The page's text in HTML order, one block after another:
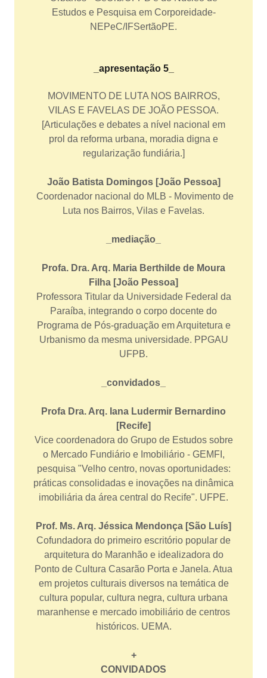
Estudos e Pesquisa em Corporeidade-
NEPeC/IFSertãoPE.
_apresentação 5_
MOVIMENTO DE LUTA NOS BAIRROS,
VILAS E FAVELAS DE JOÃO PESSOA.
[Articulações e debates a nível nacional em
prol da reforma urbana, moradia digna e
regularização fundiária.]
João Batista Domingos [João Pessoa]
Coordenador nacional do MLB - Movimento de
Luta nos Bairros, Vilas e Favelas.
_mediação_
Profa. Dra. Arq. Maria Berthilde de Moura
Filha [João Pessoa]
Professora Titular da Universidade Federal da
Paraíba, integrando o corpo docente do
Programa de Pós-graduação em Arquitetura e
Urbanismo da mesma universidade. PPGAU
UFPB.
_convidados_
Profa Dra. Arq. Iana Ludermir Bernardino
[Recife]
Vice coordenadora do Grupo de Estudos sobre
o Mercado Fundiário e Imobiliário - GEMFI,
pesquisa "Velho centro, novas oportunidades:
práticas consolidadas e inovações na dinâmica
imobiliária da área central do Recife". UFPE.
Prof. Ms. Arq. Jéssica Mendonça [São Luís]
Cofundadora do primeiro escritório popular de
arquitetura do Maranhão e idealizadora do
Ponto de Cultura Casarão Porta e Janela. Atua
em projetos culturais diversos na temática de
cultura popular, cultura negra, cultura urbana
maranhense e mercado imobiliário de centros
históricos. UEMA.
+
CONVIDADOS